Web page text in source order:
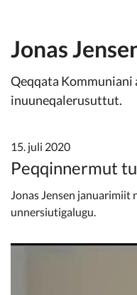
Imminut sullinneq
Kommunimi
Kommune pillugu
Jonas
Qeqqata
inuuneqalerusuttut.
15. juli 2020
Peqqinnermut
Jonas Jensen
unnersiutigalugu.